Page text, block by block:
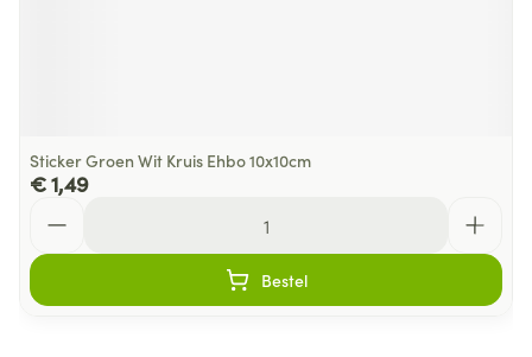
Sticker Groen Wit Kruis Ehbo 10x10cm
€ 1,49
Bestel